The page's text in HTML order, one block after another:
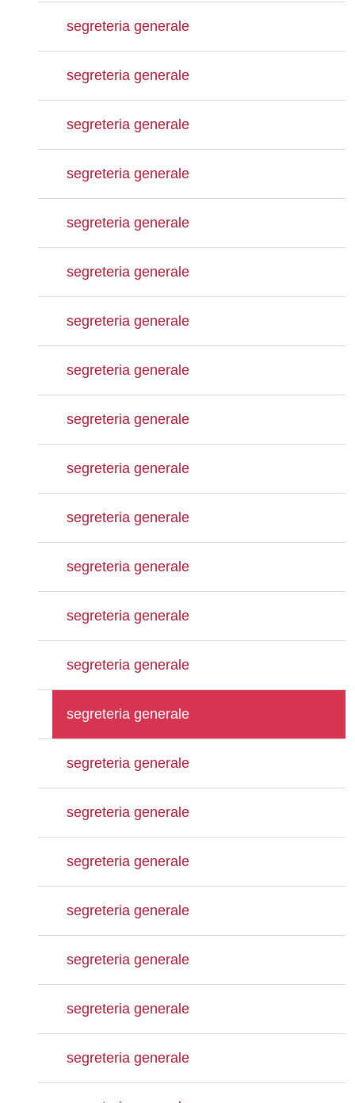
segreteria generale
segreteria generale
segreteria generale
segreteria generale
segreteria generale
segreteria generale
segreteria generale
segreteria generale
segreteria generale
segreteria generale
segreteria generale
segreteria generale
segreteria generale
segreteria generale
segreteria generale
segreteria generale
segreteria generale
segreteria generale
segreteria generale
segreteria generale
segreteria generale
segreteria generale